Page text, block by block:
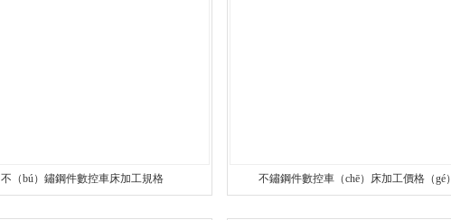
不（bú）鏽鋼件數控車床加工規格 不鏽鋼件數控車（chē）床加工價格（gé）